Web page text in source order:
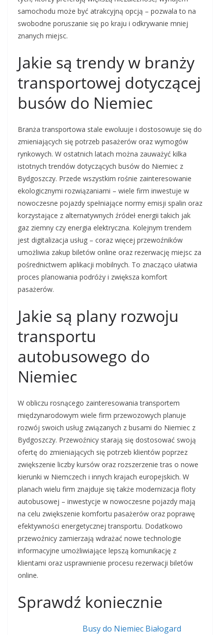
samochodu może być atrakcyjną opcją – pozwala to na
swobodne poruszanie się po kraju i odkrywanie mniej
znanych miejsc.
Jakie są trendy w branży
transportowej dotyczącej
busów do Niemiec
Branża transportowa stale ewoluuje i dostosowuje się do
zmieniających się potrzeb pasażerów oraz wymogów
rynkowych. W ostatnich latach można zauważyć kilka
istotnych trendów dotyczących busów do Niemiec z
Bydgoszczy. Przede wszystkim rośnie zainteresowanie
ekologicznymi rozwiązaniami – wiele firm inwestuje w
nowoczesne pojazdy spełniające normy emisji spalin oraz
korzystające z alternatywnych źródeł energii takich jak
gaz ziemny czy energia elektryczna. Kolejnym trendem
jest digitalizacja usług – coraz więcej przewoźników
umożliwia zakup biletów online oraz rezerwację miejsc za
pośrednictwem aplikacji mobilnych. To znacząco ułatwia
proces planowania podróży i zwiększa komfort
pasażerów.
Jakie są plany rozwoju
transportu
autobusowego do
Niemiec
W obliczu rosnącego zainteresowania transportem
międzynarodowym wiele firm przewozowych planuje
rozwój swoich usług związanych z busami do Niemiec z
Bydgoszczy. Przewoźnicy starają się dostosować swoją
ofertę do zmieniających się potrzeb klientów poprzez
zwiększenie liczby kursów oraz rozszerzenie tras o nowe
kierunki w Niemczech i innych krajach europejskich. W
planach wielu firm znajduje się także modernizacja floty
autobusowej – inwestycje w nowoczesne pojazdy mają
na celu zwiększenie komfortu pasażerów oraz poprawę
efektywności energetycznej transportu. Dodatkowo
przewoźnicy zamierzają wdrażać nowe technologie
informacyjne umożliwiające lepszą komunikację z
klientami oraz usprawnienie procesu rezerwacji biletów
online.
Sprawdź koniecznie
Busy do Niemiec Białogard